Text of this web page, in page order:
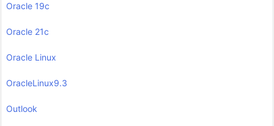
Oracle 19c
Oracle 21c
Oracle Linux
OracleLinux9.3
Outlook